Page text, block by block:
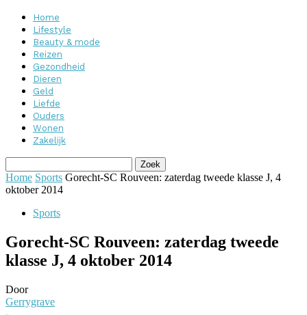
Home
Lifestyle
Beauty & mode
Reizen
Gezondheid
Dieren
Geld
Liefde
Ouders
Wonen
Zakelijk
Home Sports Gorecht-SC Rouveen: zaterdag tweede klasse J, 4
oktober 2014
Sports
Gorecht-SC Rouveen: zaterdag tweede
klasse J, 4 oktober 2014
Door
Gerrygrave